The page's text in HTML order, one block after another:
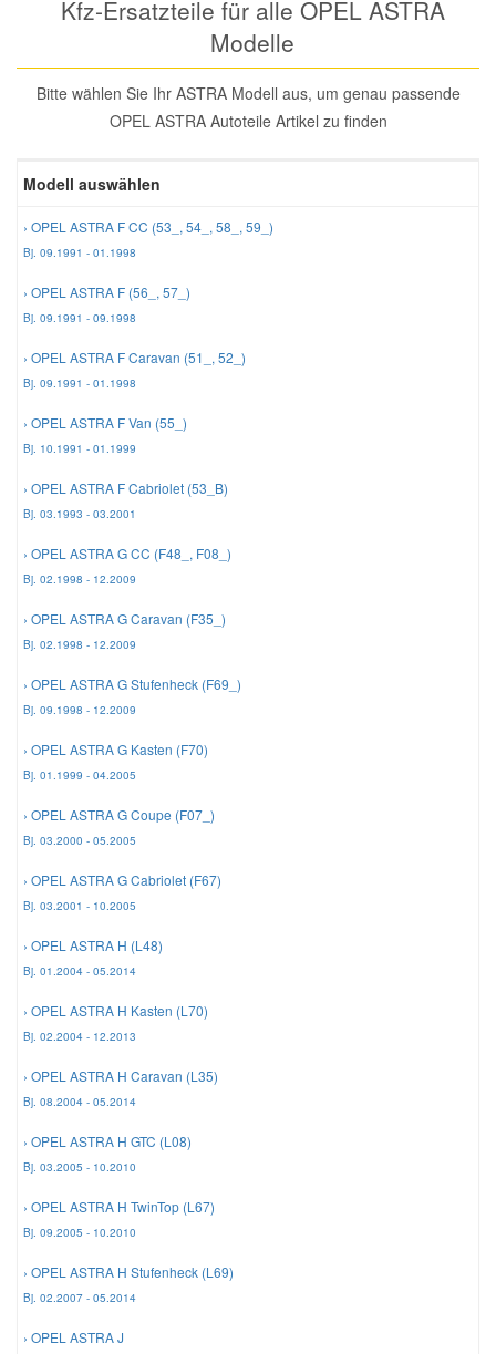
Kfz-Ersatzteile für alle OPEL ASTRA
Modelle
Bitte wählen Sie Ihr ASTRA Modell aus, um genau passende
OPEL ASTRA Autoteile Artikel zu finden
Modell auswählen
› OPEL ASTRA F CC (53_, 54_, 58_, 59_)
Bj. 09.1991 - 01.1998
› OPEL ASTRA F (56_, 57_)
Bj. 09.1991 - 09.1998
› OPEL ASTRA F Caravan (51_, 52_)
Bj. 09.1991 - 01.1998
› OPEL ASTRA F Van (55_)
Bj. 10.1991 - 01.1999
› OPEL ASTRA F Cabriolet (53_B)
Bj. 03.1993 - 03.2001
› OPEL ASTRA G CC (F48_, F08_)
Bj. 02.1998 - 12.2009
› OPEL ASTRA G Caravan (F35_)
Bj. 02.1998 - 12.2009
› OPEL ASTRA G Stufenheck (F69_)
Bj. 09.1998 - 12.2009
› OPEL ASTRA G Kasten (F70)
Bj. 01.1999 - 04.2005
› OPEL ASTRA G Coupe (F07_)
Bj. 03.2000 - 05.2005
› OPEL ASTRA G Cabriolet (F67)
Bj. 03.2001 - 10.2005
› OPEL ASTRA H (L48)
Bj. 01.2004 - 05.2014
› OPEL ASTRA H Kasten (L70)
Bj. 02.2004 - 12.2013
› OPEL ASTRA H Caravan (L35)
Bj. 08.2004 - 05.2014
› OPEL ASTRA H GTC (L08)
Bj. 03.2005 - 10.2010
› OPEL ASTRA H TwinTop (L67)
Bj. 09.2005 - 10.2010
› OPEL ASTRA H Stufenheck (L69)
Bj. 02.2007 - 05.2014
› OPEL ASTRA J
Reparatur-Zubehör
Karosserie Werkzeug
Werkstattbedarf
Daihatsu Ersatzteile
Honda Ersatzteile
Hyundai Ersatzteile
Jeep Ersatzteile
Kia Ersatzteile
Lancia Ersatzteile
Mazda Ersatzteile
Suzuki Ersatzteile
Toyota Ersatzteile
Vauxhall Ersatzteile
Volvo Ersatzteile